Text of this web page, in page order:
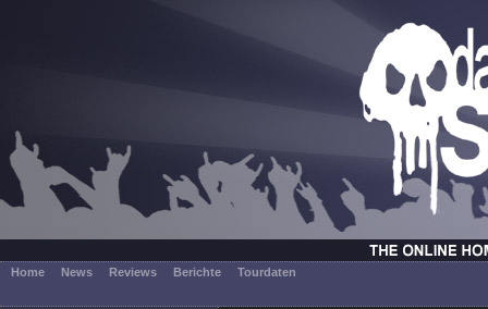
Home News Reviews Berichte Tourdaten